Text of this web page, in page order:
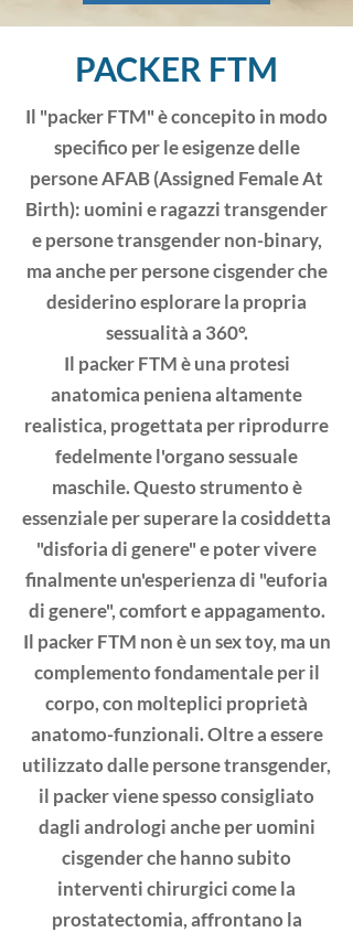
PACKER FTM
Il "packer FTM" è concepito in modo
specifico per le esigenze delle
persone AFAB (Assigned Female At
Birth): uomini e ragazzi transgender
e persone transgender non-binary,
ma anche per persone cisgender che
desiderino esplorare la propria
sessualità a 360°.
Il packer FTM è una protesi
anatomica peniena altamente
realistica, progettata per riprodurre
fedelmente l'organo sessuale
maschile. Questo strumento è
essenziale per superare la cosiddetta
"disforia di genere" e poter vivere
finalmente un'esperienza di "euforia
di genere", comfort e appagamento.
Il packer FTM non è un sex toy, ma un
complemento fondamentale per il
corpo, con molteplici proprietà
anatomo-funzionali. Oltre a essere
utilizzato dalle persone transgender,
il packer viene spesso consigliato
dagli andrologi anche per uomini
cisgender che hanno subito
interventi chirurgici come la
prostatectomia, affrontano la